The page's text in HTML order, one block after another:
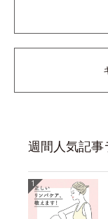
週間人気記